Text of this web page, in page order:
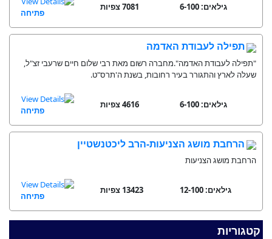
קטגוריות
גילאים: 6-100 7081 צפיות
פתיחה
תפילה לעבודת האדמה
"תפילה לעבודת האדמה".מחברה רשום מאת רבי שלום חיים שרעבי זצ"ל,
שעלה לארץ והתגורר בעיר רחובות, בשנת ה'תרס"ט.
גילאים: 6-100 4616 צפיות
פתיחה
הרחבת מושג הצניעות-הרב ליכטנשטיין
הרחבת מושג הצניעות
גילאים: 12-100 13423 צפיות
פתיחה